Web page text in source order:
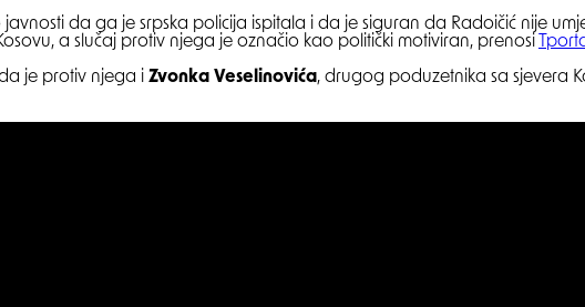
javnosti da ga je srpska policija ispitala i da je siguran da Radoičić nije
a slučaj protiv njega je označio kao politički motiviran, prenosi
je protiv njega i Zvonka Veselinovića, drugog poduzetnika sa sjevera